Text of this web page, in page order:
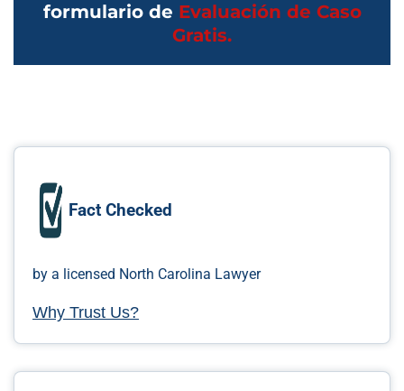
formulario de Evaluación de Caso
Gratis.
Fact Checked
by a licensed North Carolina Lawyer
Why Trust Us?